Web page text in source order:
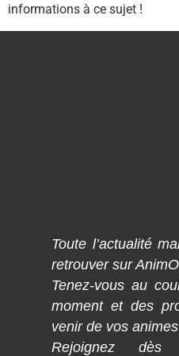
informations à ce sujet !
Toute l’actualité
retrouver sur
Tenez-vous au
moment et des
venir de vos
Rejoignez dès